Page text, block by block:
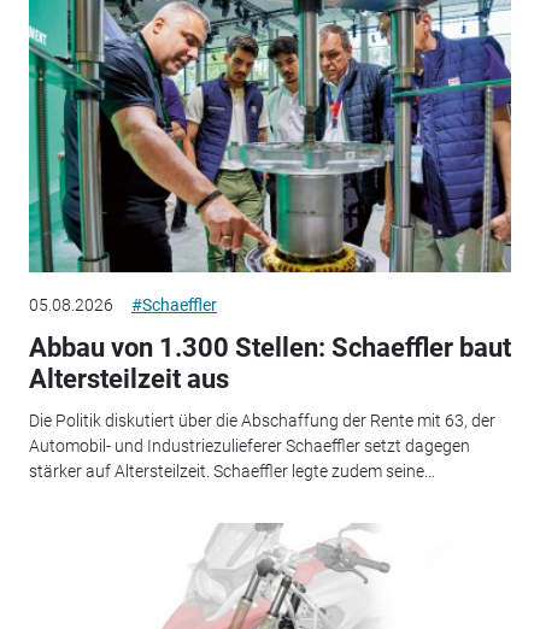
05.08.2026 #Schaeffler
Abbau von 1.300 Stellen: Schaeffler baut
Altersteilzeit aus
Die Politik diskutiert über die Abschaffung der Rente mit 63, der
Automobil- und Industriezulieferer Schaeffler setzt dagegen
stärker auf Altersteilzeit. Schaeffler legte zudem seine...